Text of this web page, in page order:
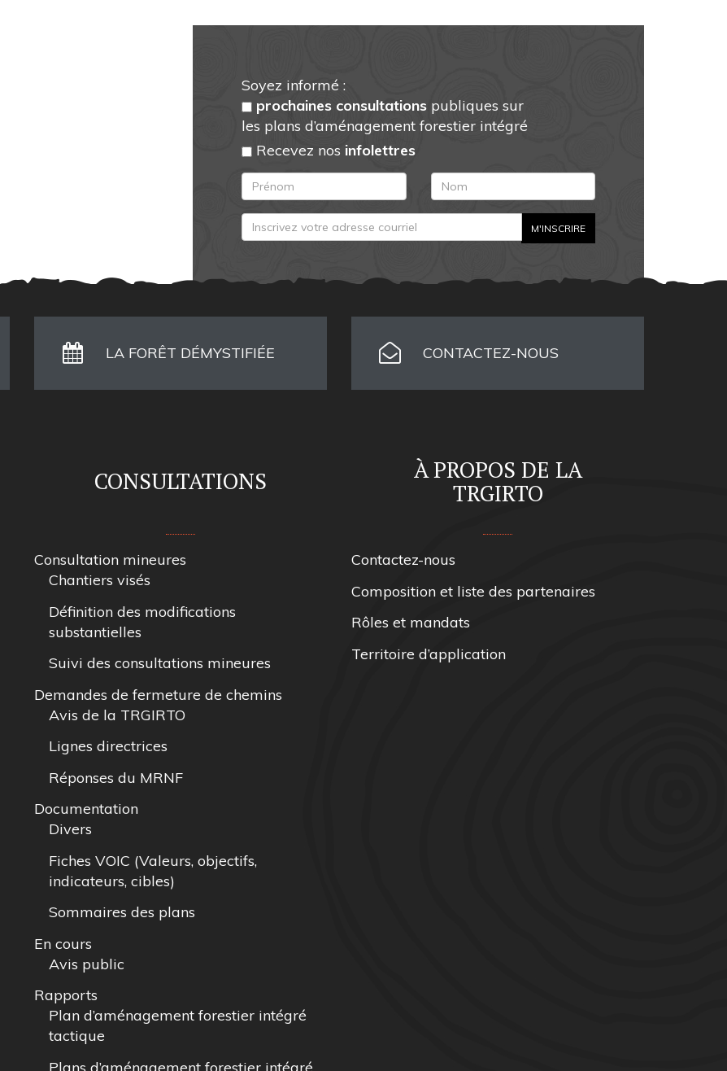
Soyez informé :
prochaines consultations publiques sur
les plans d’aménagement forestier intégré
Recevez nos infolettres
LA FORÊT DÉMYSTIFIÉE CONTACTEZ-NOUS
CONSULTATIONS
Consultation mineures
Chantiers visés
Définition des modifications
substantielles
Suivi des consultations mineures
Demandes de fermeture de chemins
Avis de la TRGIRTO
Lignes directrices
Réponses du MRNF
Documentation
Divers
Fiches VOIC (Valeurs, objectifs,
indicateurs, cibles)
Sommaires des plans
En cours
Avis public
Rapports
Plan d’aménagement forestier intégré
tactique
Plans d’aménagement forestier intégré
À PROPOS DE LA
TRGIRTO
Contactez-nous
Composition et liste des partenaires
Rôles et mandats
Territoire d’application